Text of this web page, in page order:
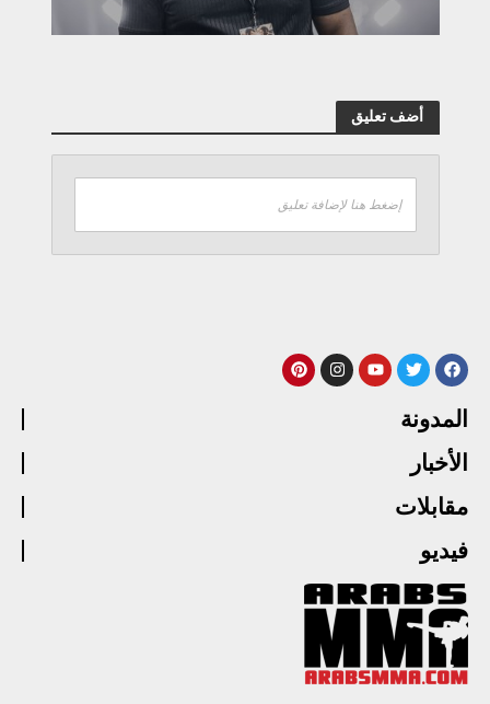
أضف تعليق
إضغط هنا لإضافة تعليق
المدونة
الأخبار
مقابلات
فيديو